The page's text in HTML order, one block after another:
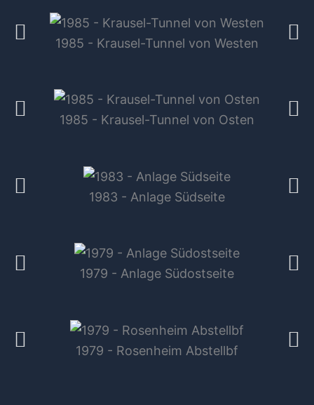
1985 - Krausel-Tunnel von Westen
1985 - Krausel-Tunnel von Osten
1983 - Anlage Südseite
1979 - Anlage Südostseite
1979 - Rosenheim Abstellbf